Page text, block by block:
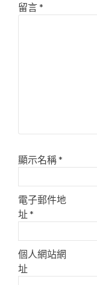
留言*
顯示名稱*
電子郵件地
址*
個人網站網
址